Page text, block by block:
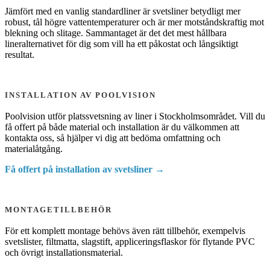
Jämfört med en vanlig standardliner är svetsliner betydligt mer
robust, tål högre vattentemperaturer och är mer motståndskraftig mot
blekning och slitage. Sammantaget är det det mest hållbara
lineralternativet för dig som vill ha ett påkostat och långsiktigt
resultat.
INSTALLATION AV POOLVISION
Poolvision utför platssvetsning av liner i Stockholmsområdet. Vill du
få offert på både material och installation är du välkommen att
kontakta oss, så hjälper vi dig att bedöma omfattning och
materialåtgång.
Få offert på installation av svetsliner →
MONTAGETILLBEHÖR
För ett komplett montage behövs även rätt tillbehör, exempelvis
svetslister, filtmatta, slagstift, appliceringsflaskor för flytande PVC
och övrigt installationsmaterial.